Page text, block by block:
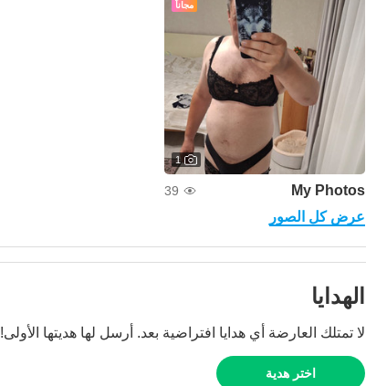
مجاناً
1
My Photos
39
عرض كل الصور
الهدايا
لا تمتلك العارضة أي هدايا افتراضية بعد. أرسل لها هديتها الأولى!
اختر هدية